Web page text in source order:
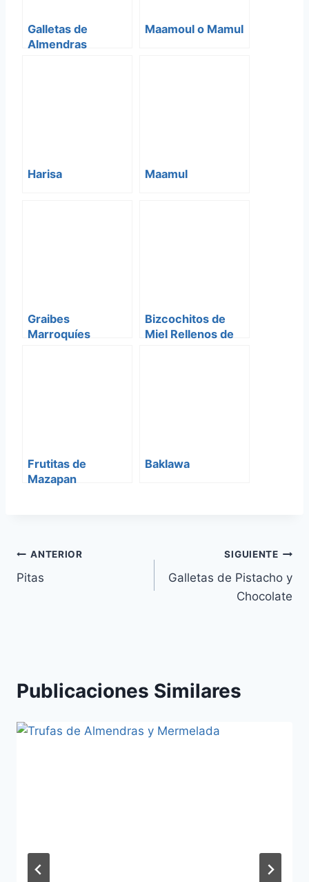
Galletas de
Almendras
Maamoul o Mamul
Harisa Maamul
Graibes
Marroquíes
Bizcochitos de
Miel Rellenos de
Frutitas de
Mazapan
Baklawa
Navegación
de
ANTERIOR
Pitas
SIGUIENTE
Galletas de Pistacho y
Chocolate
Publicaciones Similares